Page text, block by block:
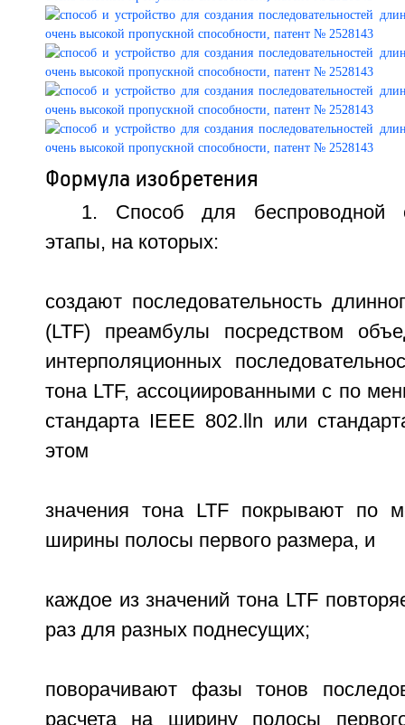
Формула изобретения
1. Способ для беспроводной
этапы, на которых:
создают последовательность
(LTF) преамбулы посредством
интерполяционных
тона LTF, ассоциированными с по
стандарта IEEE 802.lln или
этом
значения тона LTF покрывают по
ширины полосы первого размера, и
каждое из значений тона LTF
раз для разных поднесущих;
поворачивают фазы тонов
расчета на ширину полосы